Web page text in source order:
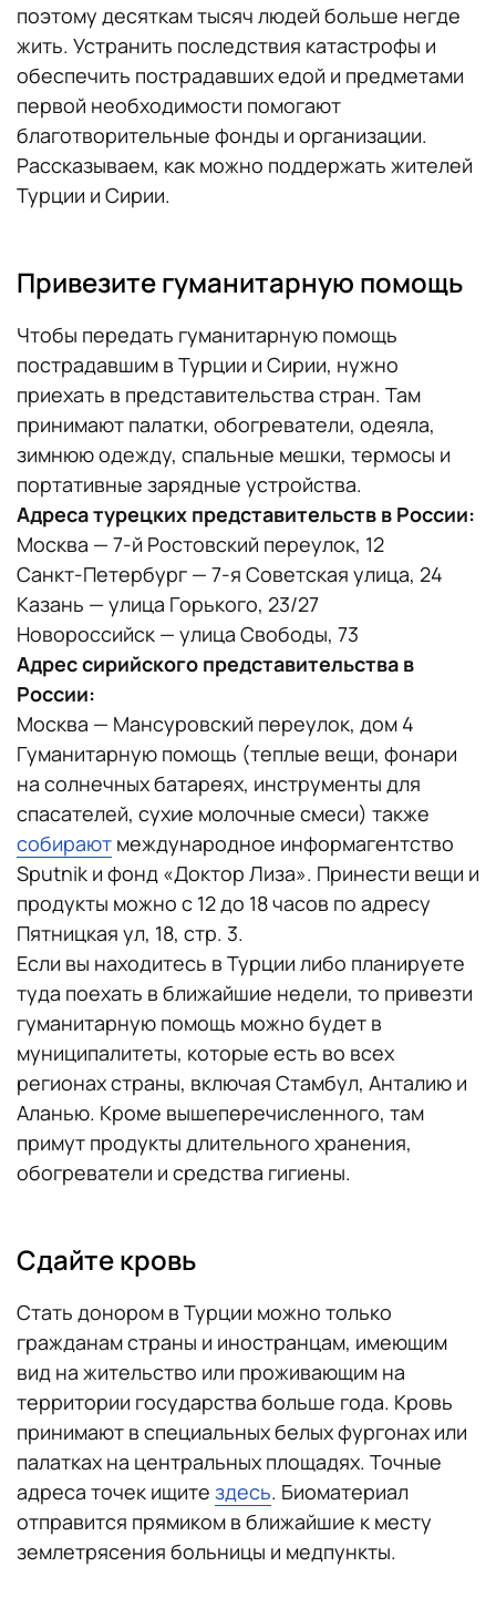
поэтому десяткам тысяч людей больше негде
жить. Устранить последствия катастрофы и
обеспечить пострадавших едой и предметами
первой необходимости помогают
благотворительные фонды и организации.
Рассказываем, как можно поддержать жителей
Турции и Сирии.
Привезите гуманитарную помощь
Чтобы передать гуманитарную помощь
пострадавшим в Турции и Сирии, нужно
приехать в представительства стран. Там
принимают палатки, обогреватели, одеяла,
зимнюю одежду, спальные мешки, термосы и
портативные зарядные устройства.
Адреса турецких представительств в России:
Москва — 7-й Ростовский переулок, 12
Санкт-Петербург — 7-я Советская улица, 24
Казань — улица Горького, 23/27
Новороссийск — улица Свободы, 73
Адрес сирийского представительства в
России:
Москва — Мансуровский переулок, дом 4
Гуманитарную помощь (теплые вещи, фонари
на солнечных батареях, инструменты для
спасателей, сухие молочные смеси) также
собирают международное информагентство
Sputnik и фонд «Доктор Лиза». Принести вещи и
продукты можно с 12 до 18 часов по адресу
Пятницкая ул, 18, стр. 3.
Если вы находитесь в Турции либо планируете
туда поехать в ближайшие недели, то привезти
гуманитарную помощь можно будет в
муниципалитеты, которые есть во всех
регионах страны, включая Стамбул, Анталию и
Аланью. Кроме вышеперечисленного, там
примут продукты длительного хранения,
обогреватели и средства гигиены.
Сдайте кровь
Стать донором в Турции можно только
гражданам страны и иностранцам, имеющим
вид на жительство или проживающим на
территории государства больше года. Кровь
принимают в специальных белых фургонах или
палатках на центральных площадях. Точные
адреса точек ищите здесь. Биоматериал
отправится прямиком в ближайшие к месту
землетрясения больницы и медпункты.